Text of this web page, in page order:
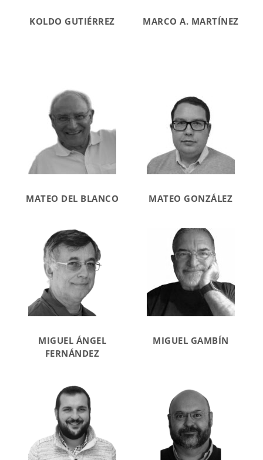
KOLDO GUTIÉRREZ MARCO A. MARTÍNEZ
MATEO DEL BLANCO MATEO GONZÁLEZ
MIGUEL ÁNGEL
FERNÁNDEZ
MIGUEL GAMBÍN